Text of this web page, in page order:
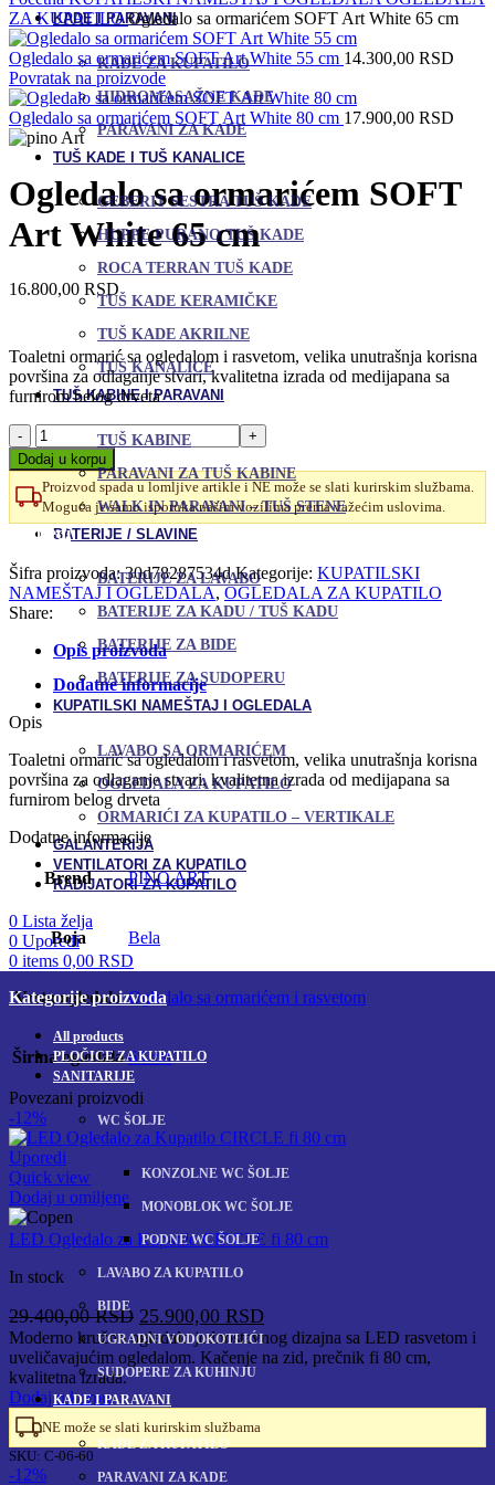
KADE I PARAVANI
KADE ZA KUPATILO
HIDROMASAŽNE KADE
PARAVANI ZA KADE
TUŠ KADE I TUŠ KANALICE
GEBERIT SESTRA TUŠ KADE
HUPPE PURANO TUŠ KADE
ROCA TERRAN TUŠ KADE
TUŠ KADE KERAMIČKE
TUŠ KADE AKRILNE
TUŠ KANALICE
TUŠ KABINE I PARAVANI
TUŠ KABINE
PARAVANI ZA TUŠ KABINE
WALK IN PARAVANI – TUŠ STENE
BATERIJE / SLAVINE
BATERIJE ZA LAVABO
BATERIJE ZA KADU / TUŠ KADU
BATERIJE ZA BIDE
BATERIJE ZA SUDOPERU
KUPATILSKI NAMEŠTAJ I OGLEDALA
LAVABO SA ORMARIĆEM
OGLEDALA ZA KUPATILO
ORMARIĆI ZA KUPATILO – VERTIKALE
GALANTERIJA
VENTILATORI ZA KUPATILO
RADIJATORI ZA KUPATILO
0 Lista želja
0 Uporedi
0 items 0,00 RSD
Kategorije proizvoda
All products
PLOČICE ZA KUPATILO
SANITARIJE
WC ŠOLJE
KONZOLNE WC ŠOLJE
MONOBLOK WC ŠOLJE
PODNE WC ŠOLJE
LAVABO ZA KUPATILO
BIDE
UGRADNI VODOKOTLIĆI
SUDOPERE ZA KUHINJU
KADE I PARAVANI
KADE ZA KUPATILO
PARAVANI ZA KADE
ZA KUPATILOOgledalo sa ormarićem SOFT Art White 65 cm
Ogledalo sa ormarićem SOFT Art White 55 cm 14.300,00 RSD
Povratak na proizvode
Ogledalo sa ormarićem SOFT Art White 80 cm 17.900,00 RSD
Ogledalo sa ormarićem SOFT
Art White 65 cm
16.800,00 RSD
Toaletni ormarić sa ogledalom i rasvetom, velika unutrašnja korisna
površina za odlaganje stvari, kvalitetna izrada od medijapana sa
furnirom belog drveta
Ogledalo
sa
ormarićem
SOFT
Art
White
cm
količina
Dodaj u korpu
Proizvod spada u lomljive artikle i NE može se slati kurirskim službama.
Moguća je samo isporuka našim vozilima prema važećim uslovima.
Uporedi
Šifra proizvoda:30d78287534dKategorije: KUPATILSKI
NAMEŠTAJ I OGLEDALA, OGLEDALA ZA KUPATILO
Share:
Opis proizvoda
Dodatne informacije
Opis
Toaletni ormarić sa ogledalom i rasvetom, velika unutrašnja korisna
površina za odlaganje stvari, kvalitetna izrada od medijapana sa
furnirom belog drveta
Dodatne informacije
Brend PINO ART
Boja Bela
Vrsta ogledala Ogledalo sa ormarićem i rasvetom
Širina ogledala 65 cm
Povezani proizvodi
-12%
Uporedi
Quick view
Dodaj u omiljene
LED Ogledalo za Kupatilo CIRCLE fi 80 cm
In stock
29.400,00RSD Originalna
cena
je
29.400,00 RSD.
25.900,00 RSDTrenutna
cena
je:
Moderno kružno ogledalo jednostavnog dizajna sa LED rasvetom i
uveličavajućim ogledalom. Kačenje na zid, prečnik fi 80 cm,
kvalitetna izrada.
Dodaj u korpu
NE može se slati kurirskim službama
SKU: C-06-60
-12%